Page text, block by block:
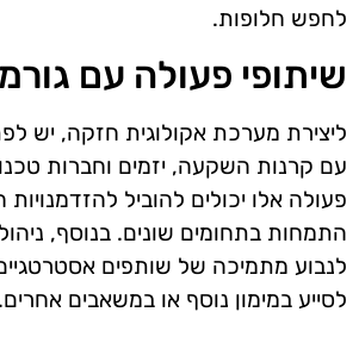
לחפש חלופות.
שיתופי פעולה עם
ליצירת מערכת אקולוגית חזקה, יש
עם קרנות השקעה, יזמים וחברות
פעולה אלו יכולים להוביל
התמחות בתחומים שונים. בנוסף,
לנבוע מתמיכה של שותפים
לסייע במימון נוסף או במשאבים אחרים.